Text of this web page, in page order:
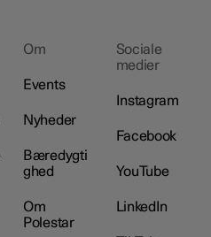
Om
Events
Nyheder
Bæredygti
ghed
Om
Polestar
Sociale
medier
Instagram
Facebook
YouTube
LinkedIn